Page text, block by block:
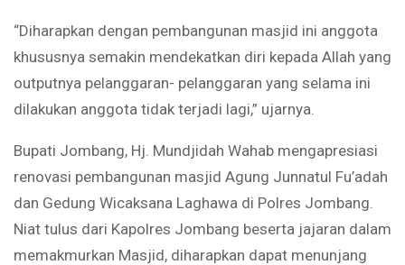
“Diharapkan dengan pembangunan masjid ini anggota
khususnya semakin mendekatkan diri kepada Allah yang
outputnya pelanggaran- pelanggaran yang selama ini
dilakukan anggota tidak terjadi lagi,” ujarnya.
Bupati Jombang, Hj. Mundjidah Wahab mengapresiasi
renovasi pembangunan masjid Agung Junnatul Fu’adah
dan Gedung Wicaksana Laghawa di Polres Jombang.
Niat tulus dari Kapolres Jombang beserta jajaran dalam
memakmurkan Masjid, diharapkan dapat menunjang